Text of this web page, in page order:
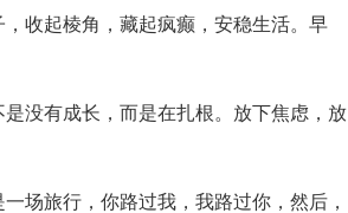
收起棱角，藏起疯癫，安稳生活。早
没有成长，而是在扎根。放下焦虑，放
场旅行，你路过我，我路过你，然后，